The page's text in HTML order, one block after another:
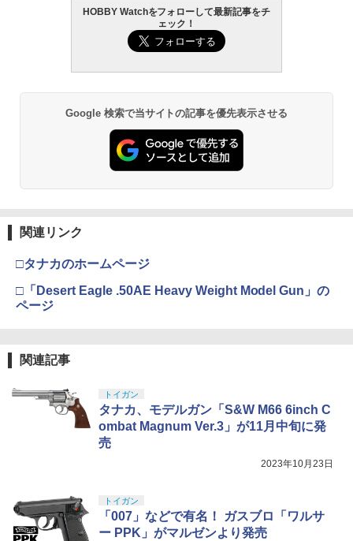
￥550
￥355
防塵用マジックテープ(薄型) [ZC-105TN
A](JAN：63934221724)
5
APC 11x8 エンジン用プロペラ (LP1108
0) 【ネコポス】
TAMASHII NATIONS S.H.フィギュアー
ツ ONE PIECE シャンクス -マリンフォ
ード頂上決戦- 約165mm PVC&ABS&布
TAMASHII NATIONS S.H.フィギュアー
ツ（真骨彫製法） 仮面ライダーBLACK
RX 約150mm PVC&ABS&布製 塗装済み
4
TAMASHII NATIONS S.H.フィギュアー
LL 草薙素子 約140mm PVC&ABS製 塗
5
52TOYS BLINDBOX ディズニー プリン
セス On the Run シリーズ ブラインドボ
ックス フィギュア ガチャガチャ コレク
ション 塗装済み コレクター・誕生日・
HG 機動戦士ガンダム00 グラハム専用ユ
ニオンフラッグカスタム 1/144スケール
色分け済みプラモデル
￥1,800
BANDAI SPIRITS(バンダイ スピリッツ)
30MS Fate/Grand Order アルトリア・
キャスター 色分け済みプラモデル
分け済みプラモデル
￥4,450
5
ラモデル
￥3,782
東京マルイ (TOKYO MARUI) ガスブロー
バックマシンガン No.14 20式 5.56mm
小銃 18歳以上 ガスブローバック
￥196,000
東京マルイ(TOKYO MARUI) No.21 H&K
USP HG 18歳以上エアーHOPハンドガン
￥3,409
4
￥4,761
GSIクレオス Mr.トップコート 水性プレ
ミアムトップコートスプレー 光沢 88ml
ホビー用仕上材 B601
￥748
タミヤ クラフトツールシリーズ No.123
先細薄刃ニッパー (ゲートカット用) プラ
モデル用工具 74123
型用接着剤 87003
￥184
5
￥710
HOBBY Watchをフォローして最新記事をチ
ェック！
Google 検索で当サイトの記事を優先表示させる
関連リンク
□タナカのホームページ
□「Desert Eagle .50AE Heavy Weight Model Gun」の
ページ
関連記事
トイガン
タナカ、モデルガン「S&W M66 6inch C
ombat Magnum Ver.3」が11月中旬に発
売
2023年10月23日
トイガン
「007」などで有名！ ガスブロ「ワルサ
ー PPK」がマルゼンより発売